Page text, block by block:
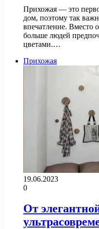
Прихожая — это
дом, поэтому так
впечатление. Вместо
больше людей
цветами.…
Прихожая
19.06.2023
0
От